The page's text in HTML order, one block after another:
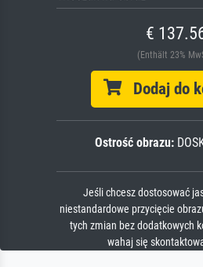
€
(Enthält 23%
Dodaj do
Ostrość obrazu:
Jeśli chcesz dostosować
niestandardowe przycięcie
tych zmian bez dodatkowych
wahaj się